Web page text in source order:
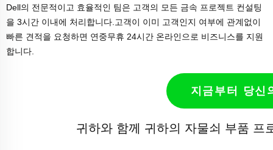
Dell의 전문적이고 효율적인 팀은 고객의 모든 금속 프로젝트 컨설팅
을 3시간 이내에 처리합니다.고객이 이미 고객인지 여부에 관계없이
빠른 견적을 요청하면 연중무휴 24시간 온라인으로 비즈니스를 지원
합니다.
지금부터 당신
귀하와 함께 귀하의 자물쇠 부품 프